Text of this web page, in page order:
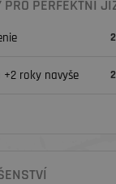
PERFEKTNÍ
+2 roky navyše